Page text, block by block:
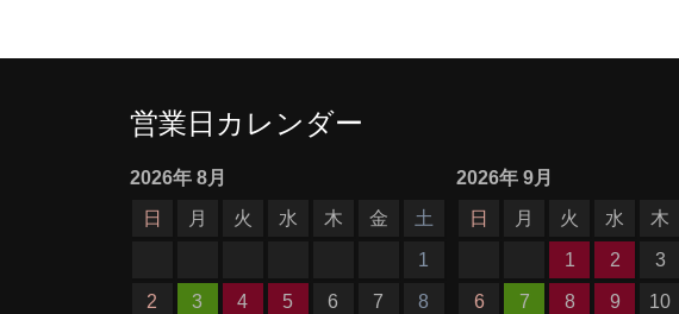
営業日カレンダー
2026年 8月
日
月 火 水 木 金
土
1
2
3 4 5 6 7
8
2026年9月
日
月 火 水 木
1
2 3
6
7 8 9 10